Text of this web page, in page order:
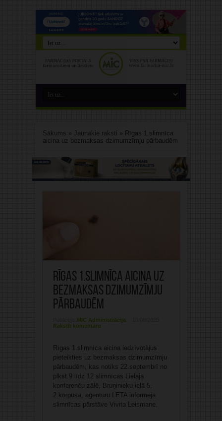
Sākums » Jaunākie raksti » Rīgas 1.slimnīca
aicina uz bezmaksas dzimumzīmju pārbaudēm
Rīgas 1.slimnīca aicina uz
bezmaksas dzimumzīmju
pārbaudēm
MIC Administrācija
Rakstīt komentāru
Rīgas 1.slimnīca aicina iedzīvotājus
pieteikties uz bezmaksas dzimumzīmju
pārbaudēm, kas notiks 22.septembrī no
plkst.9 līdz 12 slimnīcas Lielajā
konferenču zālē, Bruņinieku ielā 5,
2.korpusā, aģentūru LETA informēja
slimnīcas pārstāve Vivita Leismane.